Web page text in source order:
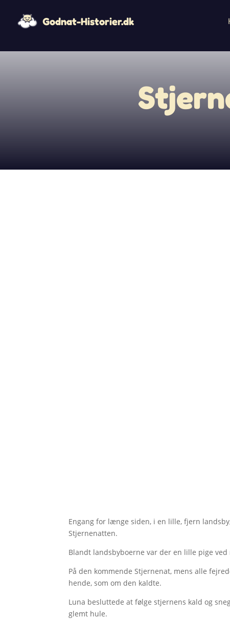
Godnat-Historier.dk
Engang for længe siden, i en lille, fjern
Stjernenatten.
Blandt landsbyboerne var der en lille pige
På den kommende Stjernenat, mens alle
hende, som om den kaldte.
Luna besluttede at følge stjernens kald og
glemt hule.